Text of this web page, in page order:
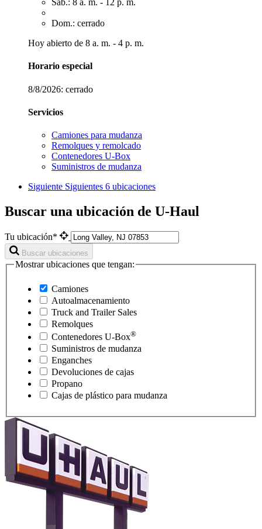
Sáb.: 8 a. m. - 12 p. m.
Dom.: cerrado
Hoy abierto de 8 a. m. - 4 p. m.
Horario especial
8/8/2026: cerrado
Servicios
Camiones para mudanza
Remolques y remolcado
Contenedores U-Box
Suministros de mudanza
Siguiente Siguientes 6 ubicaciones
Buscar una ubicación de U-Haul
Tu ubicación*
Buscar ubicaciones
Mostrar ubicaciones que tengan:
Camiones
Autoalmacenamiento
Truck and Trailer Sales
Remolques
Contenedores U-Box®
Suministros de mudanza
Enganches
Devoluciones de cajas
Propano
Cajas de plástico para mudanza